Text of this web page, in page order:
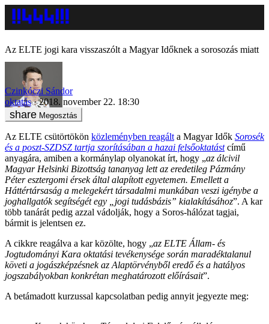
Az ELTE jogi kara visszaszólt a Magyar Időknek a sorosozás miatt
Czinkóczi Sándor
oktatás
2018. november 22. 18:30
Megosztás
Az ELTE csütörtökön közleményben reagált a Magyar Idők Sorosék
és a poszt-SZDSZ tartja szorításában a hazai felsőoktatást című
anyagára, amiben a kormánylap olyanokat írt, hogy „az álcivil
Magyar Helsinki Bizottság tananyag lett az eredetileg Pázmány
Péter esztergomi érsek által alapított egyetemen. Emellett a
Háttértársaság a melegekért társadalmi munkában veszi igénybe a
joghallgatók segítségét egy „jogi tudásbázis” kialakításához”. A kar
több tanárát pedig azzal vádolják, hogy a Soros-hálózat tagjai,
bármit is jelentsen ez.
A cikkre reagálva a kar közölte, hogy „az ELTE Állam- és
Jogtudományi Kara oktatási tevékenysége során maradéktalanul
követi a jogászképzésnek az Alaptörvényből eredő és a hatályos
jogszabályokban konkrétan meghatározott előírásait”.
A betámadott kurzussal kapcsolatban pedig annyit jegyezte meg: